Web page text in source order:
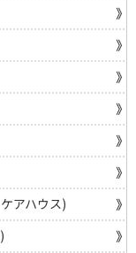
アハウス)